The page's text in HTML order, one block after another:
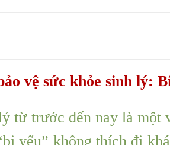
vệ sức khỏe sinh lý:
từ trước đến nay là một
yếu” không thích đi